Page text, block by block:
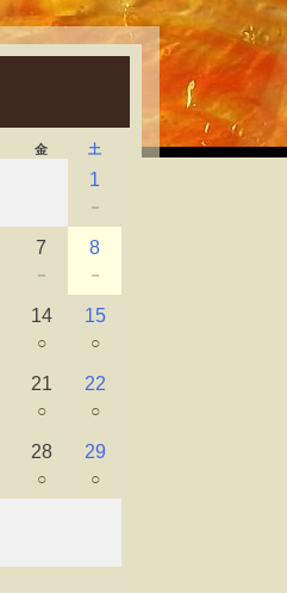
金 土
1
－
7
－
8
－
14
○
15
○
21
○
22
○
28
○
29
○